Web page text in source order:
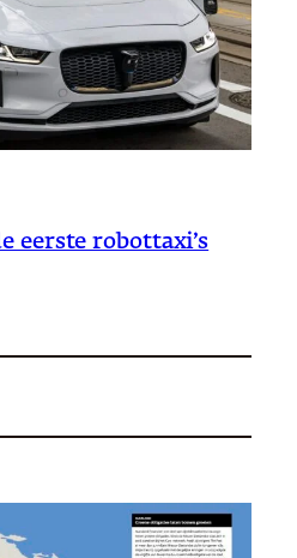
eerste robottaxi’s